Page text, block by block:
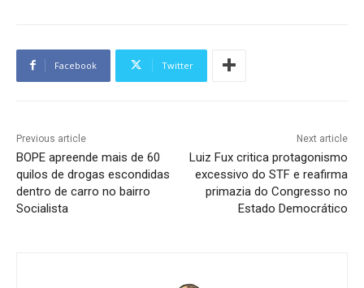
Facebook Twitter
Previous article
BOPE apreende mais de 60
quilos de drogas escondidas
dentro de carro no bairro
Socialista
Next article
Luiz Fux critica protagonismo
excessivo do STF e reafirma
primazia do Congresso no
Estado Democrático